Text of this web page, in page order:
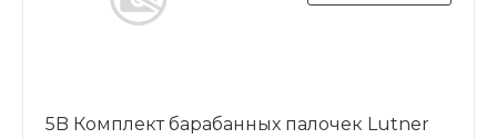
5B Комплект барабанных палочек Lutner